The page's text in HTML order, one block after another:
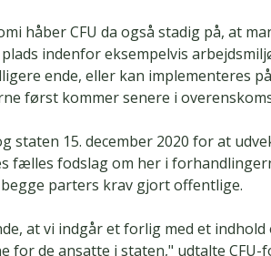
håber CFU da også stadig på, at
indenfor eksempelvis
ende, eller kan implementeres
først kommer senere i
staten 15. december 2020 for at
fælles fodslag om her i
parters krav gjort offentlige.
at vi indgår et forlig med et
for de ansatte i staten," udtalte CFU-